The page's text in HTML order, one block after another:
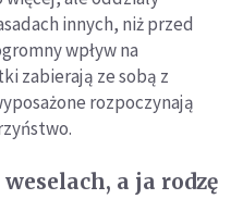
innych, niż przed
wpływ na
zabierają ze sobą z
rozpoczynają
weselach, a ja rodzę